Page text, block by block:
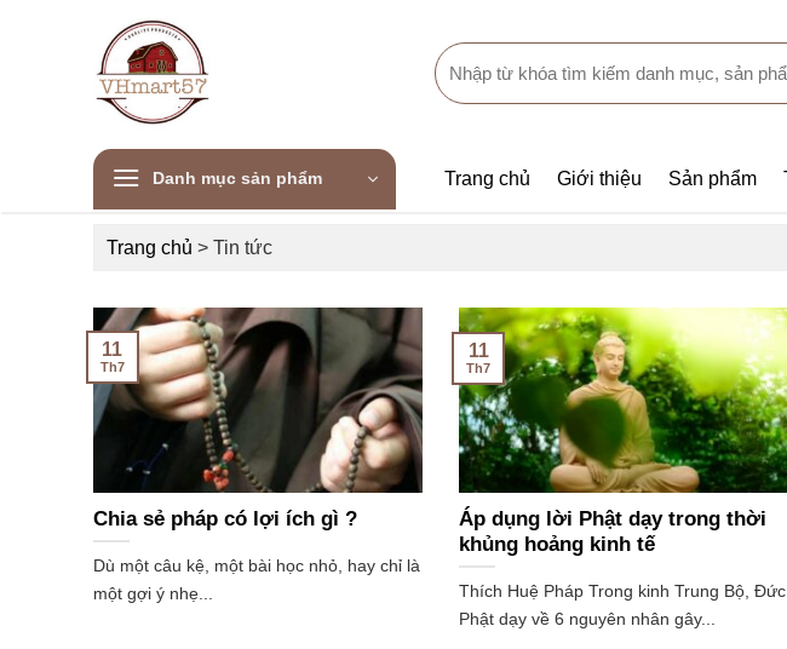
Search
for:
Danh mục sản phẩm Trang chủ Giới thiệu Sản phẩm
Trang chủ > Tin tức
Chia sẻ pháp có lợi ích gì ?
Dù một câu kệ, một bài học nhỏ, hay chỉ là
một gợi ý nhẹ...
11
Th7
Áp dụng lời Phật dạy trong thời
khủng hoảng kinh tế
Thích Huệ Pháp Trong kinh Trung Bộ, Đức
Phật dạy về 6 nguyên nhân gây...
11
Th7